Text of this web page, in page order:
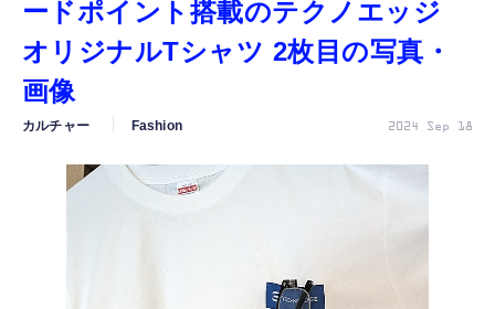
ガジェット
ードポイント搭載のテクノエッジ
オリジナルTシャツ 2枚目の写真・
画像
カルチャー Fashion 2024 Sep 18